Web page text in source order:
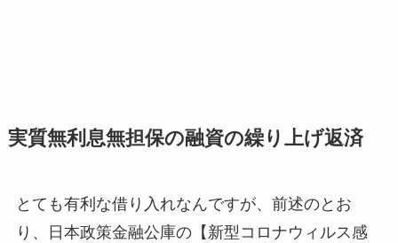
実質無利息無担保の融資の繰り上げ返済
とても有利な借り入れなんですが、前述のとお
り、日本政策金融公庫の【新型コロナウィルス感